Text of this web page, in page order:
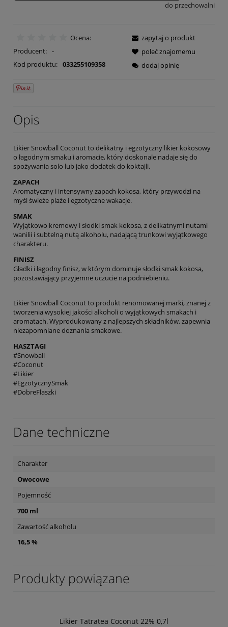
do przechowalni
Ocena:
Producent: -
Kod produktu: 033255109358
zapytaj o produkt
poleć znajomemu
dodaj opinię
Opis
Likier Snowball Coconut to delikatny i egzotyczny likier kokosowy
o łagodnym smaku i aromacie, który doskonale nadaje się do
spożywania solo lub jako dodatek do koktajli.
ZAPACH
Aromatyczny i intensywny zapach kokosa, który przywodzi na
myśl świeże plaże i egzotyczne wakacje.
SMAK
Wyjątkowo kremowy i słodki smak kokosa, z delikatnymi nutami
wanilii i subtelną nutą alkoholu, nadającą trunkowi wyjątkowego
charakteru.
FINISZ
Gładki i łagodny finisz, w którym dominuje słodki smak kokosa,
pozostawiający przyjemne uczucie na podniebieniu.
Likier Snowball Coconut to produkt renomowanej marki, znanej z
tworzenia wysokiej jakości alkoholi o wyjątkowych smakach i
aromatach. Wyprodukowany z najlepszych składników, zapewnia
niezapomniane doznania smakowe.
HASZTAGI
#Snowball
#Coconut
#Likier
#EgzotycznySmak
#DobreFlaszki
Dane techniczne
Charakter
Owocowe
Pojemność
700 ml
Zawartość alkoholu
16,5 %
Produkty powiązane
Likier Tatratea Coconut 22% 0,7l